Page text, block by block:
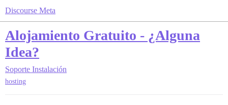
Discourse Meta
Alojamiento Gratuito - ¿Alguna
Idea?
Soporte Instalación
hosting